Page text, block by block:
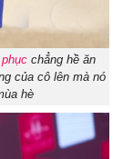
chẳng hề ăn
của cô lên mà nó
hè